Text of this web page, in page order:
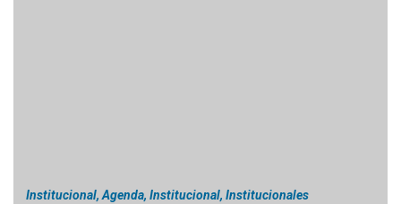
Institucional, Agenda, Institucional, Institucionales